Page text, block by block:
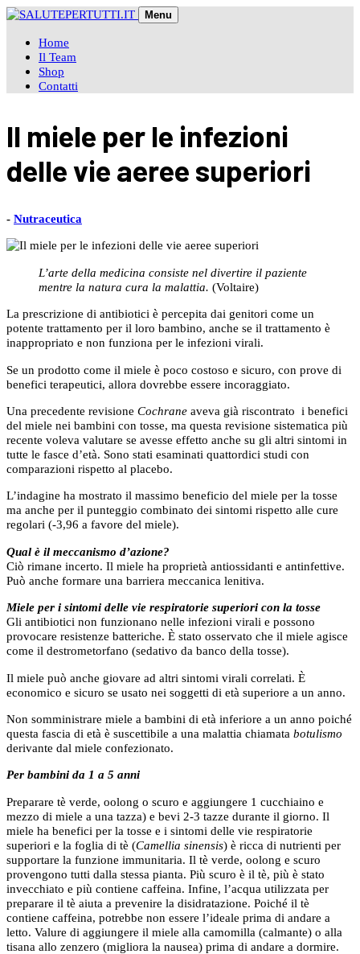
Skip
content
Menu
Home
Il Team
Shop
Contatti
Il miele per le infezioni
delle vie aeree superiori
- Nutraceutica
L’arte della medicina consiste nel divertire il paziente
mentre la natura cura la malattia. (Voltaire)
La prescrizione di antibiotici è percepita dai genitori come un
potente trattamento per il loro bambino, anche se il trattamento è
inappropriato e non funziona per le infezioni virali.
Se un prodotto come il miele è poco costoso e sicuro, con prove di
benefici terapeutici, allora dovrebbe essere incoraggiato.
Una precedente revisione Cochrane aveva già riscontrato i benefici
del miele nei bambini con tosse, ma questa revisione sistematica più
recente voleva valutare se avesse effetto anche su gli altri sintomi in
tutte le fasce d’età. Sono stati esaminati quattordici studi con
comparazioni rispetto al placebo.
L’indagine ha mostrato il massimo beneficio del miele per la tosse
ma anche per il punteggio combinato dei sintomi rispetto alle cure
regolari (-3,96 a favore del miele).
Qual è il meccanismo d’azione?
Ciò rimane incerto. Il miele ha proprietà antiossidanti e antinfettive.
Può anche formare una barriera meccanica lenitiva.
Miele per i sintomi delle vie respiratorie superiori con la tosse
Gli antibiotici non funzionano nelle infezioni virali e possono
provocare resistenze batteriche. È stato osservato che il miele agisce
come il destrometorfano (sedativo da banco della tosse).
Il miele può anche giovare ad altri sintomi virali correlati. È
economico e sicuro se usato nei soggetti di età superiore a un anno.
Non somministrare miele a bambini di età inferiore a un anno poiché
questa fascia di età è suscettibile a una malattia chiamata botulismo
derivante dal miele confezionato.
Per bambini da 1 a 5 anni
Preparare tè verde, oolong o scuro e aggiungere 1 cucchiaino e
mezzo di miele a una tazza) e bevi 2-3 tazze durante il giorno. Il
miele ha benefici per la tosse e i sintomi delle vie respiratorie
superiori e la foglia di tè (Camellia sinensis) è ricca di nutrienti per
supportare la funzione immunitaria. Il tè verde, oolong e scuro
provengono tutti dalla stessa pianta. Più scuro è il tè, più è stato
invecchiato e più contiene caffeina. Infine, l’acqua utilizzata per
preparare il tè aiuta a prevenire la disidratazione. Poiché il tè
contiene caffeina, potrebbe non essere l’ideale prima di andare a
letto. Valure di aggiungere il miele alla camomilla (calmante) o alla
tisana allo zenzero (migliora la nausea) prima di andare a dormire.